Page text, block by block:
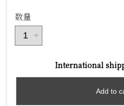
数量
International
Add to